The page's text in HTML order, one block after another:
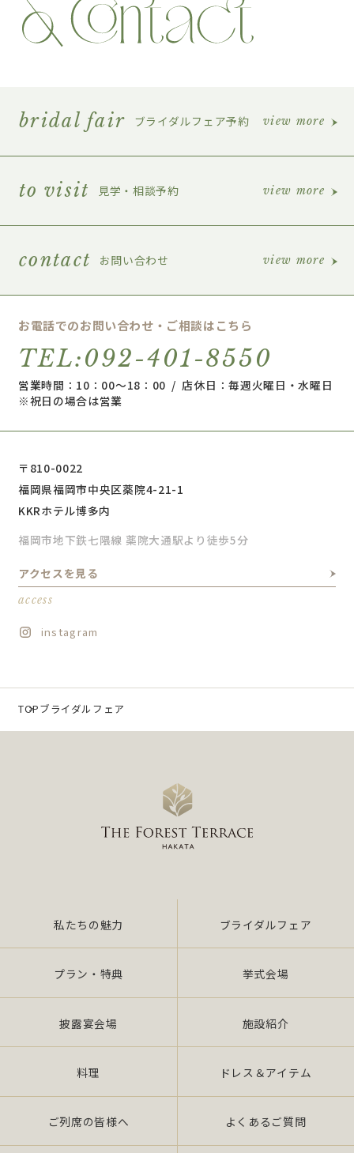
bridal fair ブライダルフェア予約 view more
to visit 見学・相談予約 view more
contact お問い合わせ view more
お電話でのお問い合わせ・ご相談はこちら
TEL:092-401-8550
営業時間：10：00～18：00 / 店休日：毎週火曜日・水曜日
※祝日の場合は営業
〒810-0022
福岡県福岡市中央区薬院4-21-1
KKRホテル博多内
福岡市地下鉄七隈線 薬院大通駅より徒歩5分
アクセスを見る
access
instagram
TOPブライダルフェア
私たちの魅力 ブライダルフェア
プラン・特典 挙式会場
披露宴会場 施設紹介
料理 ドレス＆アイテム
ご列席の皆様へ よくあるご質問